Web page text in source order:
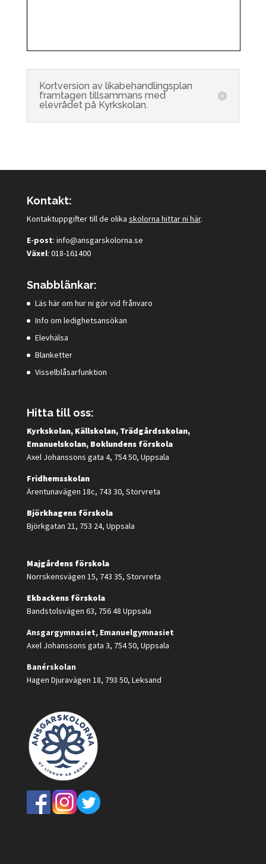
Kortversion av likabehandlingsplan
framtagen tillsammans med
elevrådet på Kyrkskolan.
Kontakt:
Kontaktuppgifter till de olika skolorna hittar ni här.
E-post: info@ansgarskolorna.se
Växel: 018-161400
Snabblänkar:
Läs här om hur ni gör vid frånvaro
Info om ledighetsansökan
Elevhälsa
Blanketter
Visselblåsarfunktion
Hitta till oss:
Kyrkskolan, Källskolan, Trädgårdsskolan,
Emanuelskolan, Boklundens förskola
Axel Johanssons gata 4, 754 50, Uppsala
Fridhemsskolan
Ärentunavägen 18c, 743 30, Storvreta
Björkhagens förskola
Björkgatan 21, 753 24, Uppsala
Majgårdens förskola
Norrskensvägen 15, 743 35, Storvreta
Ekbackens förskola
Bandstolsvägen 63, 756 48 Uppsala
Ansgargymnasiet, Emanuelgymnasiet
Axel Johanssons gata 3, 754 50, Uppsala
Banérskolan
Hagen Djuravägen 18, 793 50, Leksand